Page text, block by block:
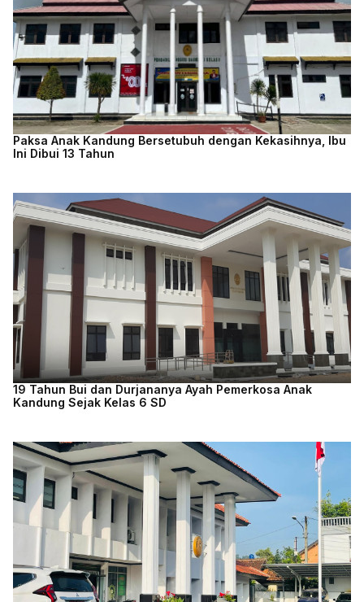
Paksa Anak Kandung Bersetubuh dengan Kekasihnya, Ibu
Ini Dibui 13 Tahun
19 Tahun Bui dan Durjananya Ayah Pemerkosa Anak
Kandung Sejak Kelas 6 SD